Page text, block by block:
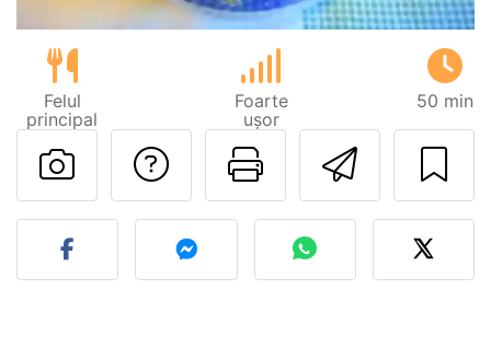
Felul
principal
Foarte
ușor
50 min
Printează
Adresează o
Postează o poză cu